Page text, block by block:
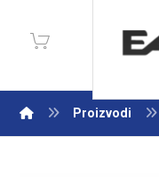
Proizvodi